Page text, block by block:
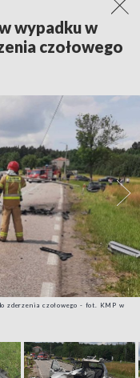
wypadku w
czołowego
zderzenia czołowego - fot. KMP w